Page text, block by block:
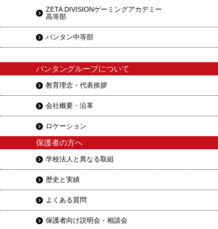
ZETA DIVISIONゲーミングアカデミー
高等部
バンタン中等部
バンタングループについて
教育理念・代表挨拶
会社概要・沿革
ロケーション
保護者の方へ
学校法人と異なる取組
歴史と実績
よくある質問
保護者向け説明会・相談会